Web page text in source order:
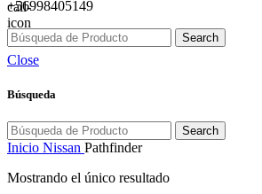
+56998405149
Search
Close
Búsqueda
Search
Inicio Nissan Pathfinder
Mostrando el único resultado